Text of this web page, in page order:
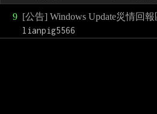
9 [公告] Windows Update災情回報
lianpig5566